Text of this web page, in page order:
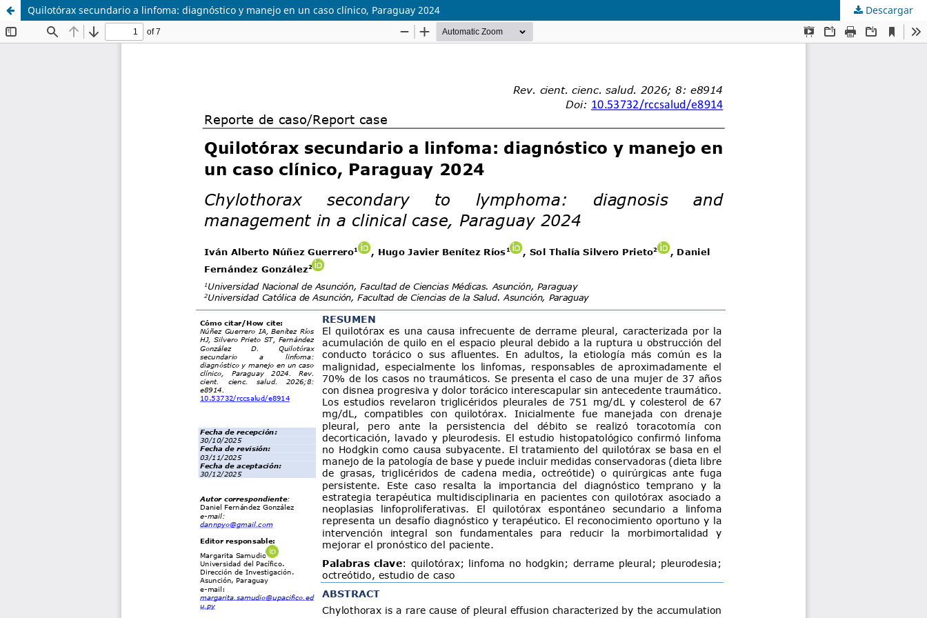
Quilotórax secundario a linfoma: diagnóstico y manejo en un caso clínico, Paraguay 2024 Descargar